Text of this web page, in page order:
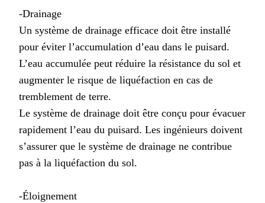
-Drainage
Un système de drainage efficace doit être installé
pour éviter l’accumulation d’eau dans le puisard.
L’eau accumulée peut réduire la résistance du sol et
augmenter le risque de liquéfaction en cas de
tremblement de terre.
Le système de drainage doit être conçu pour évacuer
rapidement l’eau du puisard. Les ingénieurs doivent
s’assurer que le système de drainage ne contribue
pas à la liquéfaction du sol.
-Éloignement